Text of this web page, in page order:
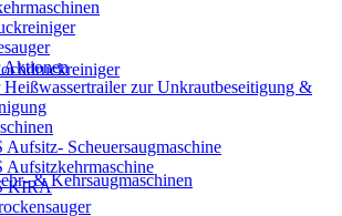
& Kehrsaugmaschinen
Aktionen
zur Unkrautbeseitigung &
Scheuersaugmaschine
Aufsitzkehrmaschine
KIRA